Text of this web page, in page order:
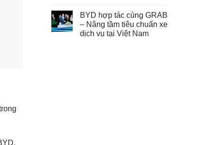
BYD hợp tác cùng GRAB
– Nâng tầm tiêu chuẩn xe
dịch vụ tại Việt Nam